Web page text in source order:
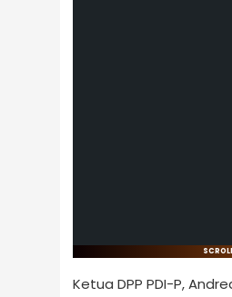
Ketua DPP PDI-P,